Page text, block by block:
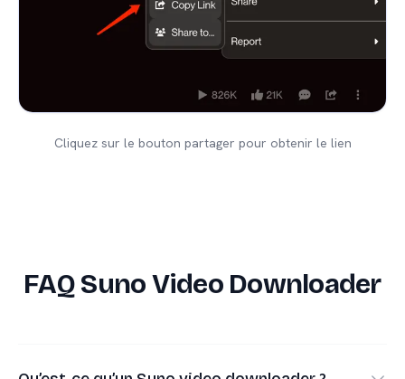
Cliquez sur le bouton partager pour obtenir le lien
FAQ Suno Video Downloader